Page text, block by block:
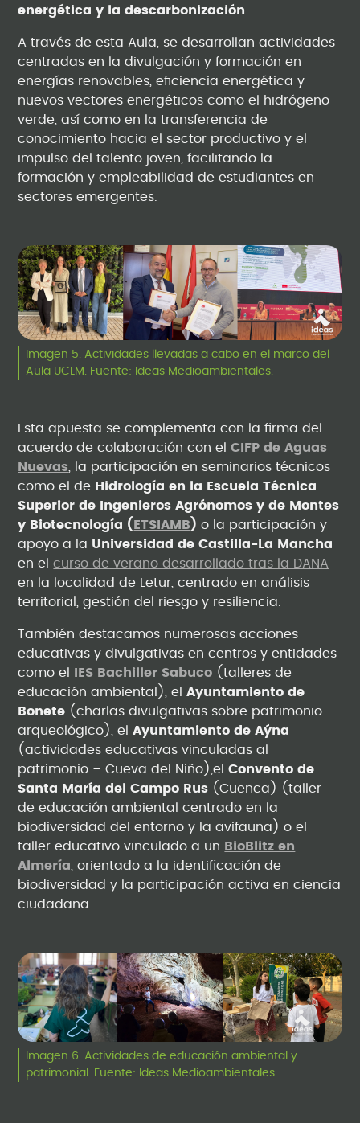
energética y la descarbonización
A través de esta Aula, se desarrollan actividades
centradas en la divulgación y formación en
energías renovables, eficiencia energética y
nuevos vectores energéticos como el hidrógeno
verde, así como en la transferencia de
conocimiento hacia el sector productivo y el
impulso del talento joven, facilitando la
formación y empleabilidad de estudiantes en
sectores emergentes.
Imagen 5. Actividades llevadas a cabo en el marco del
Aula UCLM. Fuente: Ideas Medioambientales.
Esta apuesta se complementa con la firma del
acuerdo de colaboración con elCIFP de Aguas
Nuevas , la participación en seminarios técnicos
como el de Hidrología en la Escuela Técnica
Superior de Ingenieros Agrónomos y de Montes
y Biotecnología ( ETSIAMB ) o la participación y
apoyo a la Universidad de Castilla-La Mancha
en elcurso de verano desarrollado tras la DANA
en la localidad de Letur, centrado en análisis
territorial, gestión del riesgo y resiliencia.
También destacamos numerosas acciones
educativas y divulgativas en centros y entidades
como el
IES Bachiller Sabuco (talleres de
educación ambiental), elAyuntamiento de
Bonete (charlas divulgativas sobre patrimonio
arqueológico), elAyuntamiento de Aýna
(actividades educativas vinculadas al
patrimonio – Cueva del Niño),elConvento de
Santa María del Campo Rus (Cuenca) (taller
de educación ambiental centrado en la
biodiversidad del entorno y la avifauna) o el
taller educativo vinculado a un
BioBlitz en
Almería , orientado a la identificación de
biodiversidad y la participación activa en ciencia
ciudadana.
Imagen 6. Actividades de educación ambiental y
patrimonial. Fuente: Ideas Medioambientales.